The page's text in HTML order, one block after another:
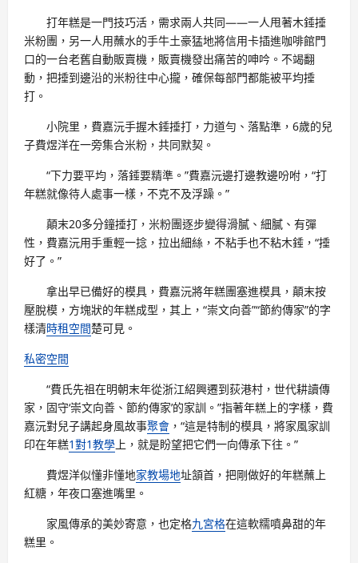
打年糕是一門技巧活，需求兩人共同——一人甩著木錘捶
米粉團，另一人用蘸水的手牛土豪猛地將信用卡插進咖啡館門
口的一台老舊自動販賣機，販賣機發出痛苦的呻吟。不竭翻
動，把捶到邊沿的米粉往中心攏，確保每部門都能被平均捶
打。
小院里，費嘉沅手握木錘捶打，力道勻、落點準，6歲的兒
子費煜洋在一旁集合米粉，共同默契。
“下力要平均，落錘要精準。”費嘉沅邊打邊教邊吩咐，“打
年糕就像待人處事一樣，不克不及浮躁。”
顛末20多分鐘捶打，米粉團逐步變得滑膩、細膩、有彈
性，費嘉沅用手重輕一捻，拉出細絲，不粘手也不粘木錘，“捶
好了。”
拿出早已備好的模具，費嘉沅將年糕團塞進模具，顛末按
壓脫模，方塊狀的年糕成型，其上，“崇文向善”“節約傳家”的字
樣清時租空間楚可見。
私密空間
“費氏先祖在明朝末年從浙江紹興遷到荻港村，世代耕讀傳
家，固守‘崇文向善、節約傳家’的家訓。”指著年糕上的字樣，費
嘉沅對兒子講起身風故事聚會 ，“這是特制的模具，將家風家訓
印在年糕1對1教學 上，就是盼望把它們一向傳承下往。”
費煜洋似懂非懂地家教場地址頷首，把剛做好的年糕蘸上
紅糖，年夜口塞進嘴里。
家風傳承的美妙寄意，也定格九宮格在這軟糯噴鼻甜的年
糕里。